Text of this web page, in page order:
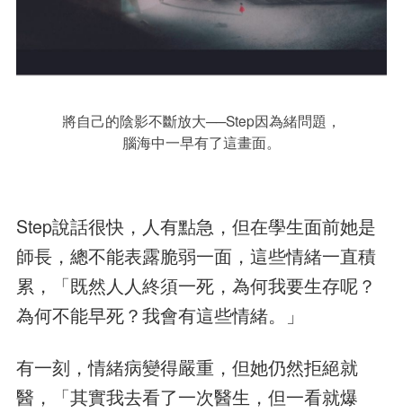
將自己的陰影不斷放大──Step因為緒問題，
腦海中一早有了這畫面。
Step說話很快，人有點急，但在學生面前她是
師長，總不能表露脆弱一面，這些情緒一直積
累，「既然人人終須一死，為何我要生存呢？
為何不能早死？我會有這些情緒。」
有一刻，情緒病變得嚴重，但她仍然拒絕就
醫，「其實我去看了一次醫生，但一看就爆